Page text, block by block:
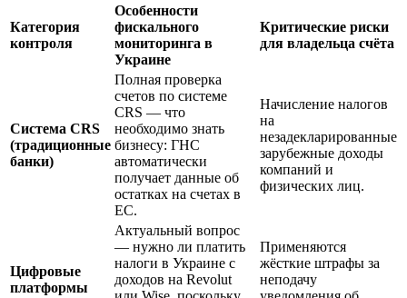
Категория
контроля
Особенности
фискального
мониторинга в
Украине
Критические риски
для владельца счёта
Система CRS
(традиционные
банки)
Полная проверка
счетов по системе
CRS — что
необходимо знать
бизнесу: ГНС
автоматически
получает данные об
остатках на счетах в
ЕС.
Начисление налогов
на
незадекларированные
зарубежные доходы
компаний и
физических лиц.
Цифровые
платформы
Актуальный вопрос
— нужно ли платить
налоги в Украине с
доходов на Revolut
Применяются
жёсткие штрафы за
неподачу